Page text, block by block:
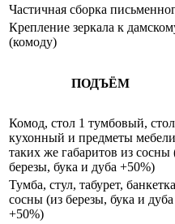
Частичная сборка
Крепление зеркала к
(комоду)
ПОДЪЁМ
Комод, стол 1 тумбовый, стол
кухонный и предметы мебели
таких же габаритов из сосны
березы, бука и дуба +50%)
Тумба, стул, табурет,
сосны (из березы, бука и дуба
+50%)